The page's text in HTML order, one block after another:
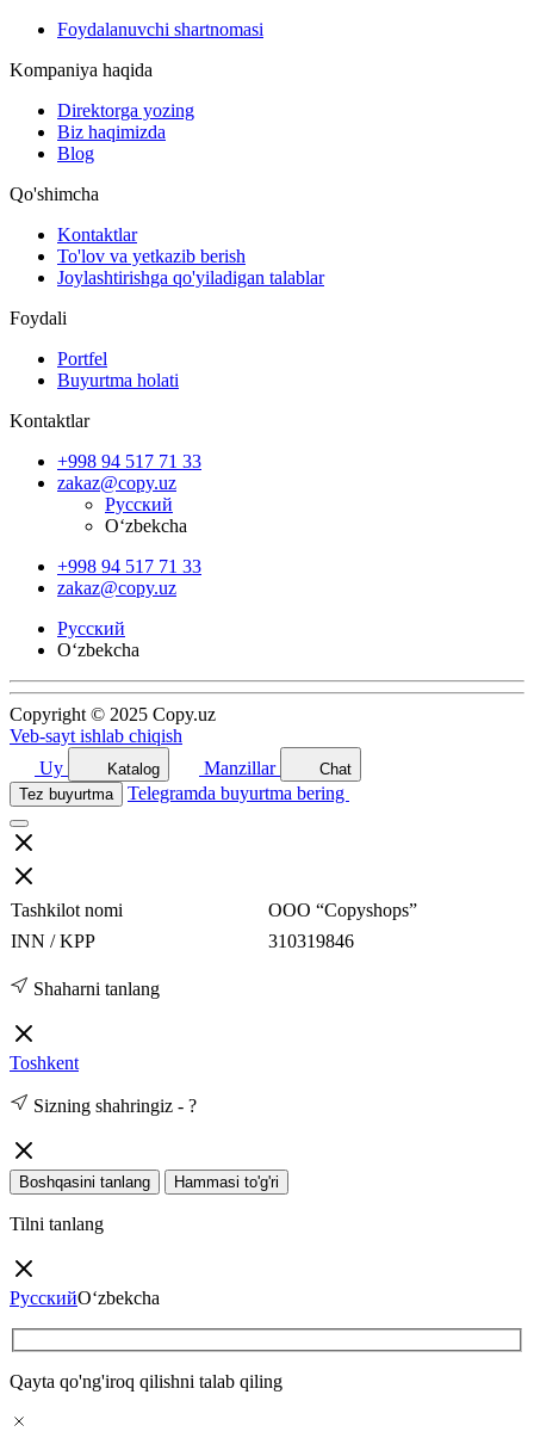
Foydalanuvchi shartnomasi
Kompaniya haqida
Direktorga yozing
Biz haqimizda
Blog
Qo'shimcha
Kontaktlar
To'lov va yetkazib berish
Joylashtirishga qo'yiladigan talablar
Foydali
Portfel
Buyurtma holati
Kontaktlar
+998 94 517 71 33
zakaz@copy.uz
Русский
O‘zbekcha
+998 94 517 71 33
zakaz@copy.uz
Русский
O‘zbekcha
Copyright © 2025 Copy.uz
Veb-sayt ishlab chiqish
Uy
Katalog Manzillar
Chat
Tez buyurtma
Telegramda buyurtma bering
Tashkilot nomi
ООО “Copyshops”
INN / KPP
310319846
Shaharni tanlang
Toshkent
Sizning shahringiz - ?
Boshqasini tanlang Hammasi to'g'ri
Tilni tanlang
РусскийO‘zbekcha
Qayta qo'ng'iroq qilishni talab qiling